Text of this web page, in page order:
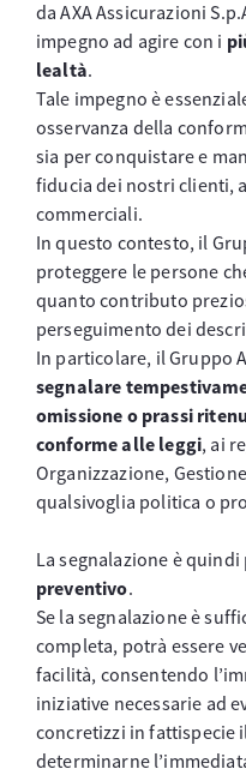
da AXA Assicurazioni
impegno ad agire con i
lealtà.
Tale impegno è
osservanza della
sia per conquistare e
fiducia dei nostri clienti,
commerciali.
In questo contesto, il
proteggere le persone
quanto contributo
perseguimento dei
In particolare, il Gruppo
segnalare
omissione o prassi
conforme alle leggi, ai
Organizzazione,
qualsivoglia politica o
La segnalazione è
preventivo.
Se la segnalazione è
completa, potrà essere
facilità, consentendo
iniziative necessarie ad
concretizzi in fattispecie
determinarne